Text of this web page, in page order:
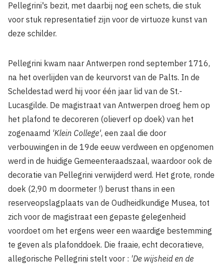
Pellegrini's bezit, met daarbij nog een schets, die stuk
voor stuk representatief zijn voor de virtuoze kunst van
deze schilder.
Pellegrini kwam naar Antwerpen rond september 1716,
na het overlijden van de keurvorst van de Palts. In de
Scheldestad werd hij voor één jaar lid van de St.-
Lucasgilde. De magistraat van Antwerpen droeg hem op
het plafond te decoreren (olieverf op doek) van het
zogenaamd 'Klein College', een zaal die door
verbouwingen in de 19de eeuw verdween en opgenomen
werd in de huidige Gemeenteraadszaal, waardoor ook de
decoratie van Pellegrini verwijderd werd. Het grote, ronde
doek (2,90 m doormeter !) berust thans in een
reserveopslagplaats van de Oudheidkundige Musea, tot
zich voor de magistraat een gepaste gelegenheid
voordoet om het ergens weer een waardige bestemming
te geven als plafonddoek. Die fraaie, echt decoratieve,
allegorische Pellegrini stelt voor : 'De wijsheid en de